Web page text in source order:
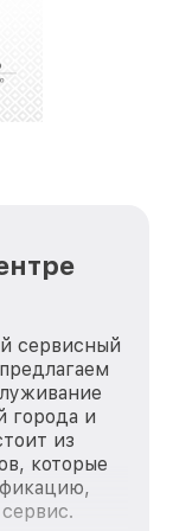
и
сервис еще
сервисный
города и
из
которые